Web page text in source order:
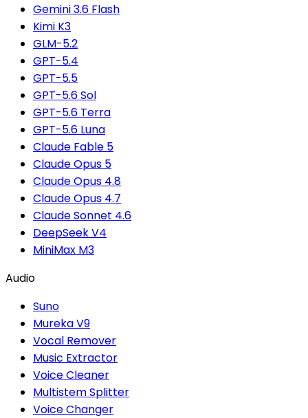
Gemini 3.6 Flash
Kimi K3
GLM-5.2
GPT-5.4
GPT-5.5
GPT-5.6 Sol
GPT-5.6 Terra
GPT-5.6 Luna
Claude Fable 5
Claude Opus 5
Claude Opus 4.8
Claude Opus 4.7
Claude Sonnet 4.6
DeepSeek V4
MiniMax M3
Audio
Suno
Mureka V9
Vocal Remover
Music Extractor
Voice Cleaner
Multistem Splitter
Voice Changer